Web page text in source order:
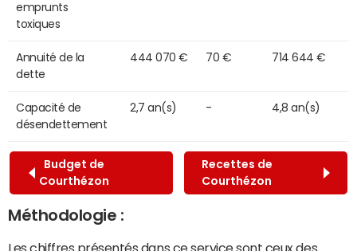
emprunts
toxiques
Annuité de la
dette
444 070 € 70 € 714 644 €
Capacité de
désendettement
2,7 an(s) - 4,8 an(s)
Budget de
Courthézon
Recettes de
Courthézon
Méthodologie :
Les chiffres présentés dans ce service sont ceux des